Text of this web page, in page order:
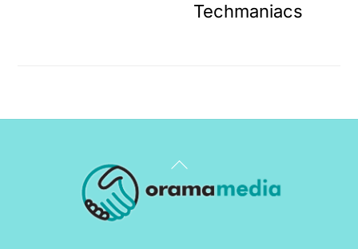
Techmaniacs
Back
To